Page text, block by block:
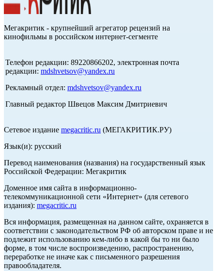
Мегакритик - крупнейший агрегатор рецензий на
кинофильмы в российском интернет-сегменте
Телефон редакции: 89220866202, электронная почта
редакции: mdshvetsov@yandex.ru
Рекламный отдел: mdshvetsov@yandex.ru
Главный редактор Швецов Максим Дмитриевич
Сетевое издание megacritic.ru (МЕГАКРИТИК.РУ)
Язык(и): русский
Перевод наименования (названия) на государственный язык
Российской Федерации: Мегакритик
Доменное имя сайта в информационно-
телекоммуникационной сети «Интернет» (для сетевого
издания): megacritic.ru
Вся информация, размещенная на данном сайте, охраняется в
соответствии с законодательством РФ об авторском праве и не
подлежит использованию кем-либо в какой бы то ни было
форме, в том числе воспроизведению, распространению,
переработке не иначе как с письменного разрешения
правообладателя.